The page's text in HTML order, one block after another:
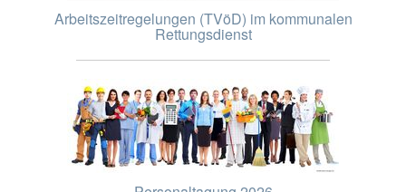
Arbeitszeitregelungen (TVöD) im kommunalen
Rettungsdienst